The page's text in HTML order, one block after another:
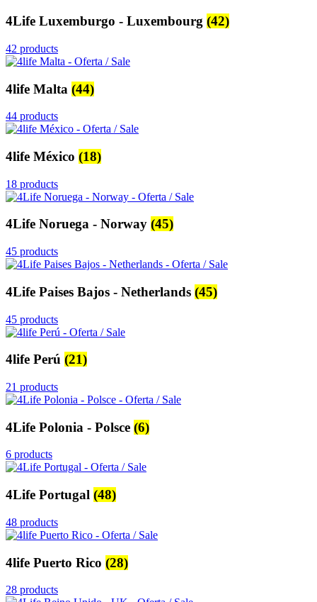
4Life Luxemburgo - Luxembourg (42)
42 products
4life Malta (44)
44 products
4life México (18)
18 products
4Life Noruega - Norway (45)
45 products
4Life Paises Bajos - Netherlands (45)
45 products
4life Perú (21)
21 products
4Life Polonia - Polsce (6)
6 products
4Life Portugal (48)
48 products
4life Puerto Rico (28)
28 products